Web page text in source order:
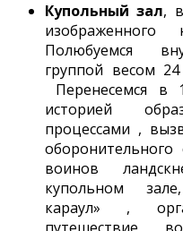
Купольный зал,
Полюбуемся
группой весом
Перенесемся в
историей
процессами ,
воинов
купольном
караул» ,